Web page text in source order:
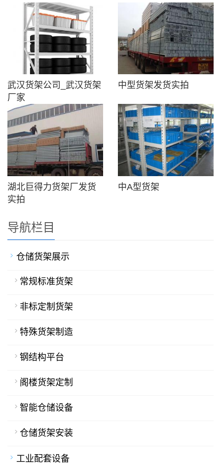
武汉货架公司_武汉货架
厂家
中型货架发货实拍
湖北巨得力货架厂发货
实拍
中A型货架
导航栏目
仓储货架展示
常规标准货架
非标定制货架
特殊货架制造
钢结构平台
阁楼货架定制
智能仓储设备
仓储货架安装
工业配套设备